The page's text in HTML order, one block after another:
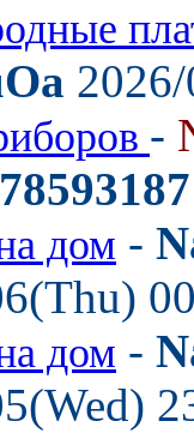
-
дом -
дом -